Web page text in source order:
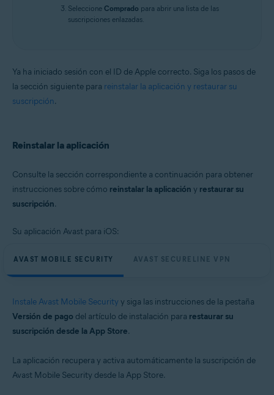
Seleccione Comprado para abrir una lista de las
suscripciones enlazadas.
Ya ha iniciado sesión con el ID de Apple correcto. Siga los pasos de
la sección siguiente para reinstalar la aplicación y restaurar su
suscripción.
Reinstalar la aplicación
Consulte la sección correspondiente a continuación para obtener
instrucciones sobre cómo reinstalar la aplicación y restaurar su
suscripción.
Su aplicación Avast para iOS:
AVAST MOBILE SECURITY AVAST SECURELINE VPN
Instale Avast Mobile Security y siga las instrucciones de la pestaña
Versión de pago del artículo de instalación para restaurar su
suscripción desde la App Store.
La aplicación recupera y activa automáticamente la suscripción de
Avast Mobile Security desde la App Store.